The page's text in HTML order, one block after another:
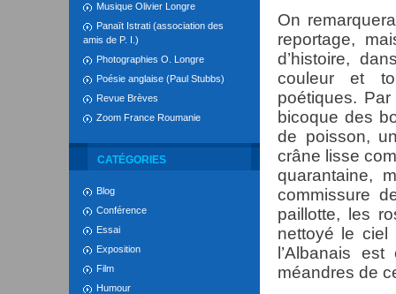
Musique Olivier Longre
Panaït Istrati (association des
amis de P. I.)
Photographies O. Longre
Poésie anglaise (Paul Stubbs)
Revue Brèves
Zoom France Roumanie
CATÉGORIES
Blog
Conférence
Essai
Exposition
Film
Humour
On
reportage,
d’histoire,
couleur et
poétiques.
bicoque des
de poisson,
crâne lisse
quarantaine,
commissure
paillotte, les
nettoyé le ciel
l’Albanais
méandres de